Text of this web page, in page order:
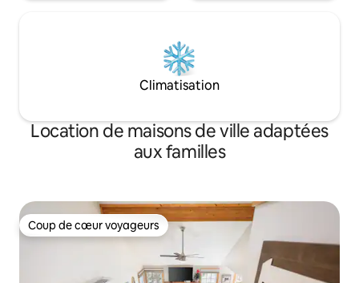
Climatisation
Location de maisons de ville adaptées
aux familles
Coup de cœur voyageurs
Coup de cœur voyageurs